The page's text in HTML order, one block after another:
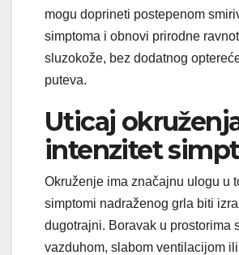
mogu doprineti postepenom
simptoma i obnovi prirodne
sluzokože, bez dodatnog
puteva.
Uticaj
intenzitet
Okruženje ima značajnu ulogu u
simptomi nadraženog grla biti
dugotrajni. Boravak u prostorima
vazduhom, slabom ventilacijom